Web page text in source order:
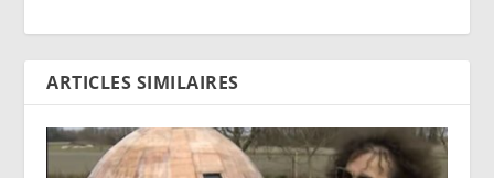
ARTICLES SIMILAIRES